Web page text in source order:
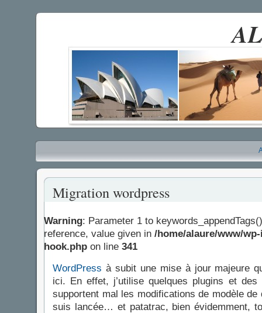
Migration wordpress
Warning: Parameter 1 to
reference, value given in /home/alaure/www/
hook.php on line 341
WordPress à subit une mise à jour majeure
ici. En effet, j’utilise quelques plugins et
supportent mal les modifications de modèle de
suis lancée… et patatrac, bien évidemment,